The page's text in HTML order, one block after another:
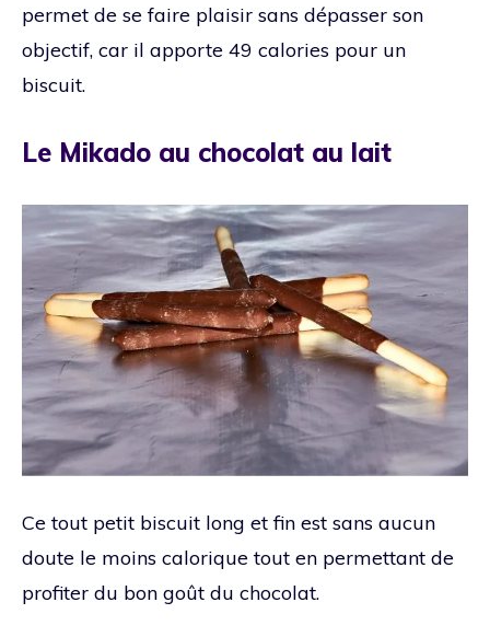
permet de se faire plaisir sans dépasser son
objectif, car il apporte 49 calories pour un
biscuit.
Le Mikado au chocolat au lait
Ce tout petit biscuit long et fin est sans aucun
doute le moins calorique tout en permettant de
profiter du bon goût du chocolat.